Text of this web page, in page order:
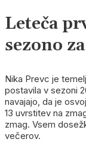
Leteča
sezono
Nika Prevc je
postavila v sezoni
navajajo, da je
13 uvrstitev na
zmag. Vsem
večerov.